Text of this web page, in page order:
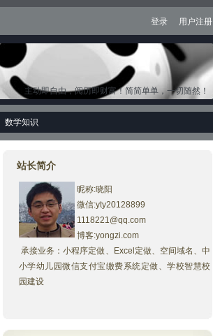
主动即自由，阅历即财富！简简单单，一切随然！
数学知识
站长简介
昵称:晓阳
微信:yty20128899
1118221@qq.com
博客:yongzi.com
承接业务：小程序定做、Excel定做、空间域名、 中
小学幼儿园微信支付宝缴费系统定做、学校智慧校
园建设
登录 用户注册